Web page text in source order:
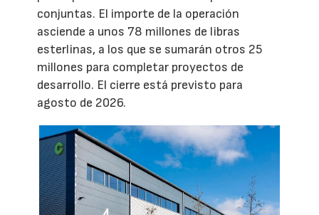
conjuntas. El importe de la operación
asciende a unos 78 millones de libras
esterlinas, a los que se sumarán otros 25
millones para completar proyectos de
desarrollo. El cierre está previsto para
agosto de 2026.